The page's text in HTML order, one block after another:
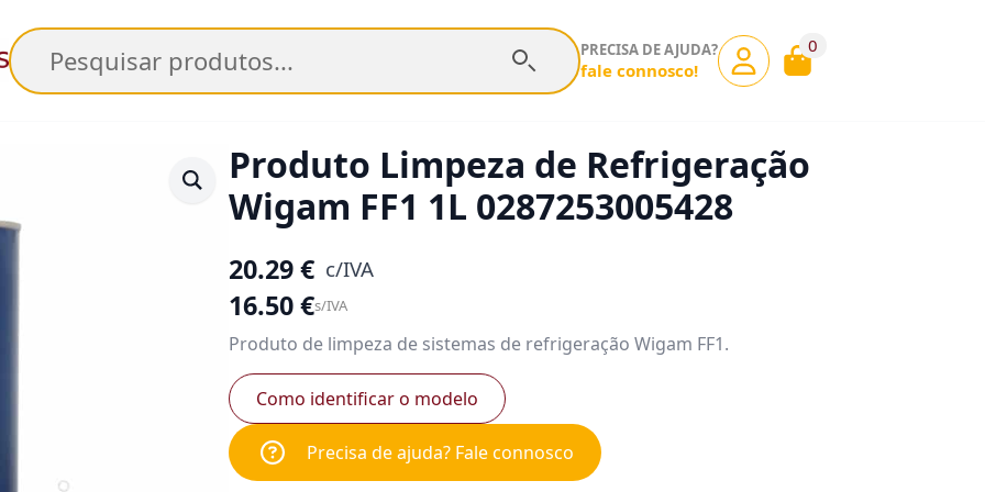
Pesquisar PRECISA DE AJUDA?
fale connosco!
0
Produto Limpeza de Refrigeração
Wigam FF1 1L 0287253005428
20.29€ c/IVA
16.50€s/IVA
Produto de limpeza de sistemas de refrigeração Wigam FF1.
Como identificar o modelo
Precisa de ajuda? Fale connosco